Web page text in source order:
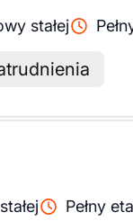
stałej
Pełny